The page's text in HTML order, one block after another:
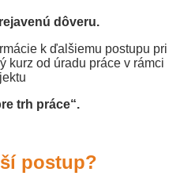
dôveru.
k ďalšiemu postupu pri
kurz od úradu práce v rámci
trh práce“.
postup?